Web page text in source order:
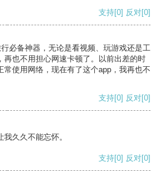
支持[0] 反对[0]
必备神器，无论是看视频、玩游戏还是工
再也不用担心网速卡顿了。以前出差的时
常使用网络，现在有了这个app，我再也不
支持[0] 反对[0]
久久不能忘怀。
支持[0] 反对[0]